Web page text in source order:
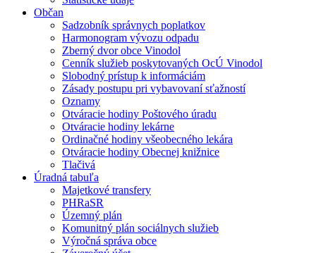
Občan
Sadzobník správnych poplatkov
Harmonogram vývozu odpadu
Zberný dvor obce Vinodol
Cenník služieb poskytovaných OcÚ Vinodol
Slobodný prístup k informáciám
Zásady postupu pri vybavovaní sťažností
Oznamy
Otváracie hodiny Poštového úradu
Otváracie hodiny lekárne
Ordinačné hodiny všeobecného lekára
Otváracie hodiny Obecnej knižnice
Tlačivá
Úradná tabuľa
Majetkové transfery
PHRaSR
Územný plán
Komunitný plán sociálnych služieb
Výročná správa obce